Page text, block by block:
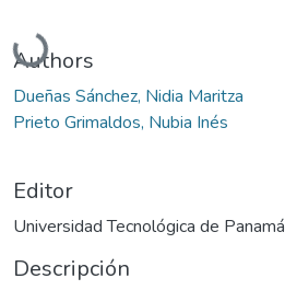
Cargando...
Authors
Dueñas Sánchez, Nidia Maritza
Prieto Grimaldos, Nubia Inés
Editor
Universidad Tecnológica de Panamá
Descripción